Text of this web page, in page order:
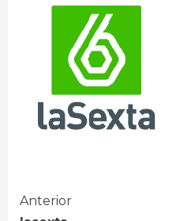
Seguir
Anterior